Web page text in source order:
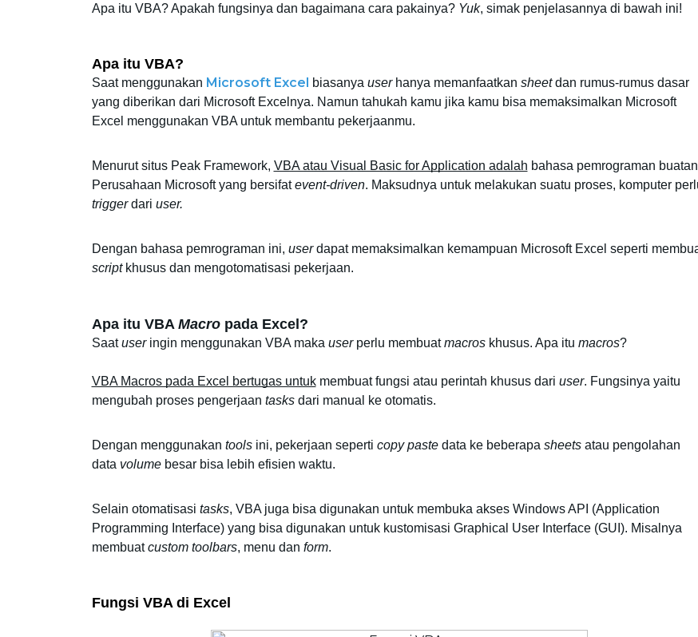
Apa itu VBA? Apakah fungsinya dan bagaimana cara pakainya? Yuk, simak penjelasannya di bawah ini!
Apa itu VBA?
Saat menggunakan Microsoft Excel biasanya user hanya memanfaatkan sheet dan rumus-rumus dasar
yang diberikan dari Microsoft Excelnya. Namun tahukah kamu jika kamu bisa memaksimalkan Microsoft
Excel menggunakan VBA untuk membantu pekerjaanmu.
Menurut situs Peak Framework, VBA atau Visual Basic for Application adalah bahasa pemrograman buatan
Perusahaan Microsoft yang bersifat event-driven
trigger dari user.
Dengan bahasa pemrograman ini, user
script khusus dan mengotomatisasi pekerjaan.
Apa itu VBA Macro pada Excel?
Saat user ingin menggunakan VBA maka user perlu membuat macros khusus. Apa itu macros?
VBA Macros pada Excel bertugas untuk membuat fungsi atau perintah khusus dari user. Fungsinya yaitu
mengubah proses pengerjaan tasks dari manual ke otomatis.
Dengan menggunakan tools ini, pekerjaan seperti copy paste data ke beberapa sheets atau pengolahan
data volume besar bisa lebih efisien waktu.
Selain otomatisasi tasks, VBA juga bisa digunakan untuk membuka akses Windows API (Application
Programming Interface) yang bisa digunakan untuk kustomisasi Graphical User Interface (GUI). Misalnya
membuat custom toolbars, menu dan form.
Fungsi VBA di Excel